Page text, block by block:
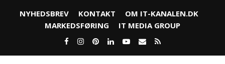
NYHEDSBREV KONTAKT
OM IT-KANALEN.DK
MARKEDSFØRING
IT MEDIA GROUP